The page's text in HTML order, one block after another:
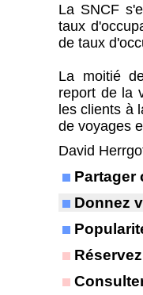
La SNCF
taux
de taux
La moitié
report de la
les clients à
de voyages
David
Partager
Donnez